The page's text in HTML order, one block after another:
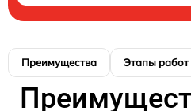
Преимущества Этапы работ